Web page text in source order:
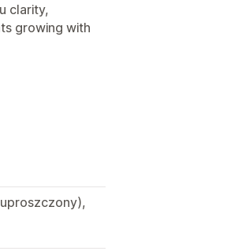
clarity,
growing with